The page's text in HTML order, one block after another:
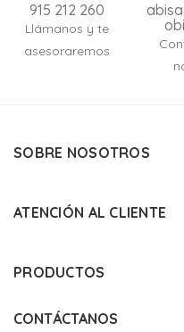
915 212 260
Llámanos y te
asesoraremos
SOBRE NOSOTROS
ATENCIÓN AL CLIENTE
PRODUCTOS
CONTÁCTANOS